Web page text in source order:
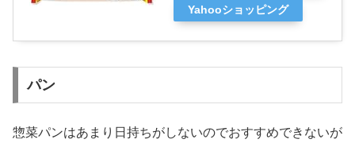
Yahooショッピング
パン
惣菜パンはあまり日持ちがしないのでおすすめできないが